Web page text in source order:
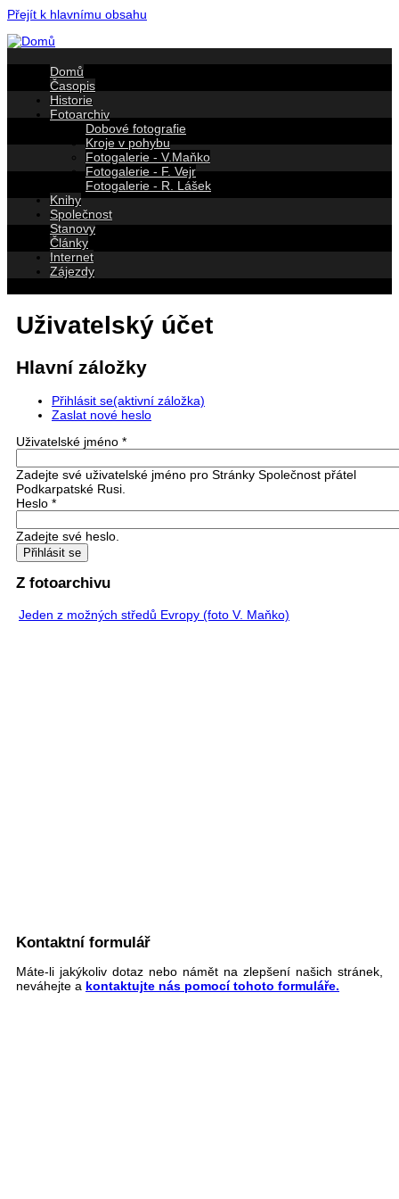
Přejít k hlavnímu obsahu
Domů
Časopis
Historie
Fotoarchiv
Dobové fotografie
Kroje v pohybu
Fotogalerie - V.Maňko
Fotogalerie - F. Vejr
Fotogalerie - R. Lášek
Knihy
Společnost
Stanovy
Články
Internet
Zájezdy
Uživatelský účet
Hlavní záložky
Přihlásit se(aktivní záložka)
Zaslat nové heslo
Uživatelské jméno *
Zadejte své uživatelské jméno pro Stránky Společnost přátel
Podkarpatské Rusi.
Heslo *
Zadejte své heslo.
Z fotoarchivu
Jeden z možných středů Evropy (foto V. Maňko)
Kontaktní formulář
Máte-li jakýkoliv dotaz nebo námět na zlepšení našich stránek,
neváhejte a kontaktujte nás pomocí tohoto formuláře.